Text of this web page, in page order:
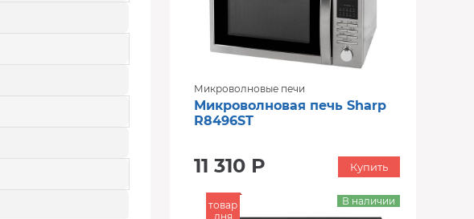
Микроволновые печи
Микроволновая печь Sharp
R8496ST
11 310 Р Купить
товар
дня
В наличии